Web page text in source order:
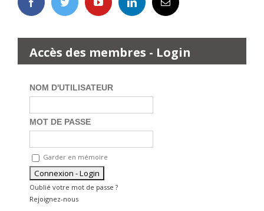
Accès des membres - Login
NOM D'UTILISATEUR
MOT DE PASSE
Garder en mémoire
Oublié votre mot de passe ?
Rejoignez-nous